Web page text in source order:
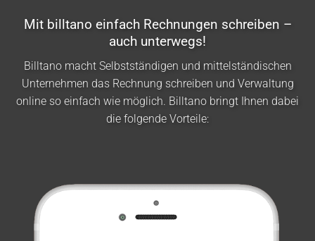
Mit billtano einfach Rechnungen schreiben –
auch unterwegs!
Billtano macht Selbstständigen und mittelständischen
Unternehmen das Rechnung schreiben und Verwaltung
online so einfach wie möglich. Billtano bringt Ihnen dabei
die folgende Vorteile: